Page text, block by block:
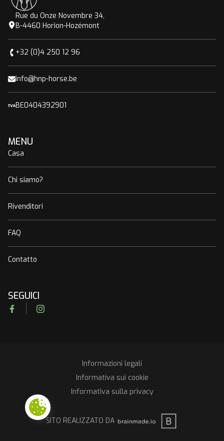
Rue du Onze Novembre 34,
B-4460 Horion-Hozémont
+32 (0)4 250 12 96
info@hnp-horse.be
BE0404392901
MENU
Casa
Chi siamo?
Rivenditori
FAQ
Contatto
SEGUICI
FacebookInstagram
Informazioni legali
Informativa sui cookie
Informativa sulla privacy
SITO REALIZZATO DABRAINMADE